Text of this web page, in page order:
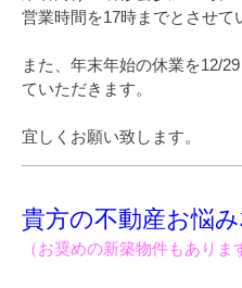
営業時間を17時までとさせて
また、年末年始の休業を12/
ていただきます。
宜しくお願い致します。
貴方の不動産お悩
（お奨めの新築物件もありま